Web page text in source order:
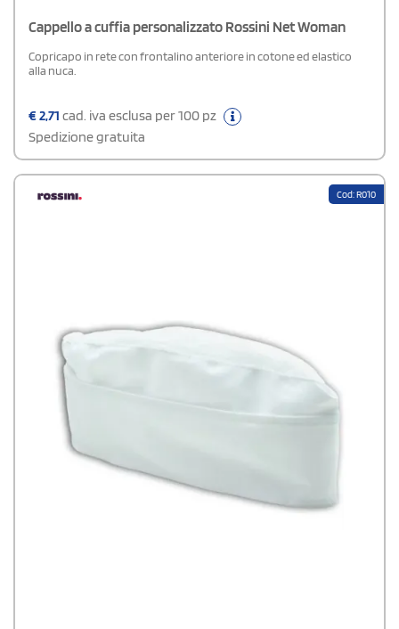
Cappello a cuffia personalizzato Rossini Net Woman
Copricapo in rete con frontalino anteriore in cotone ed elastico
alla nuca.
€2,71 cad. iva esclusa per 100 pz
Spedizione gratuita
Cod: R010